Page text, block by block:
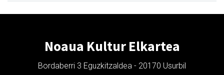
Noaua Kultur Elkartea
Bordaberri 3 Eguzkitzaldea - 20170 Usurbil